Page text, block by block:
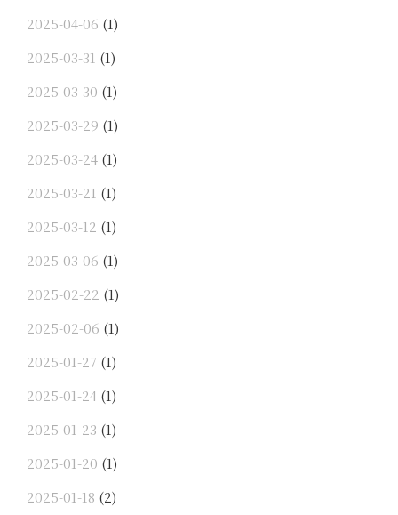
2025-04-06 (1)
2025-03-31 (1)
2025-03-30 (1)
2025-03-29 (1)
2025-03-24 (1)
2025-03-21 (1)
2025-03-12 (1)
2025-03-06 (1)
2025-02-22 (1)
2025-02-06 (1)
2025-01-27 (1)
2025-01-24 (1)
2025-01-23 (1)
2025-01-20 (1)
2025-01-18 (2)